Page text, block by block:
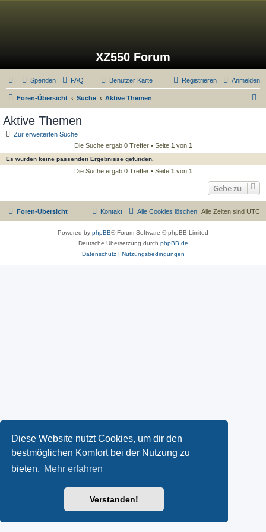
Diese Website nutzt Cookies, um dir den
bestmöglichen Komfort bei der Nutzung zu
bieten. Mehr erfahren
Verstanden!
XZ550 Forum
Spenden FAQ Benutzer Karte Anmelden
Registrieren
Foren-Übersicht Suche Aktive Themen
e
Aktive Themen
Zur erweiterten Suche
Die Suche ergab 0 Treffer • Seite 1 von 1
Es wurden keine passenden Ergebnisse gefunden.
Die Suche ergab 0 Treffer • Seite 1 von 1
Gehe zu
Foren-Übersicht Alle Zeiten sind UTC
Alle Cookies löschen
Kontakt
Powered by phpBB® Forum Software © phpBB Limited
Deutsche Übersetzung durch phpBB.de
Datenschutz| Nutzungsbedingungen